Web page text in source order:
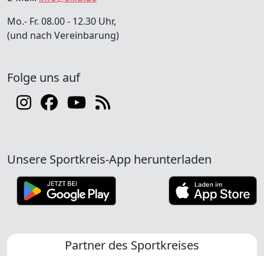
Mo.- Fr. 08.00 - 12.30 Uhr,
(und nach Vereinbarung)
Folge uns auf
Unsere Sportkreis-App herunterladen
Partner des Sportkreises